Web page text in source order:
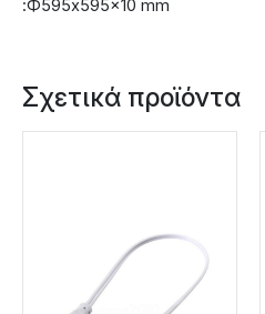
:Ф595x595x10 mm
Σχετικά προϊόντα